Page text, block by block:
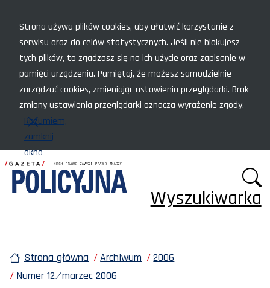
Strona używa plików cookies, aby ułatwić korzystanie z
serwisu oraz do celów statystycznych. Jeśli nie blokujesz
tych plików, to zgadzasz się na ich użycie oraz zapisanie w
pamięci urządzenia. Pamiętaj, że możesz samodzielnie
zarządzać cookies, zmieniając ustawienia przeglądarki. Brak
zmiany ustawienia przeglądarki oznacza wyrażenie zgody.
Rozumiem,
zamknij
okno
Wyszukiwarka
Strona główna Archiwum
2006
Numer 12 ⁄ marzec 2006